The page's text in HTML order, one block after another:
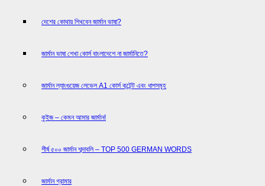
দেশের কোথায় শিখবেন জার্মান ভাষা?
জার্মান ভাষা শেখা কোর্স বাংলাদেশে না জার্মানিতে?
জার্মান ল্যাংগুয়েজ লেভেল A1 কোর্স কন্টেন্ট এবং ধাপসমূহ
কুইজ – কেমন আমার জার্মান!
শীর্ষ ৫০০ জার্মান শব্দাবলি – TOP 500 GERMAN WORDS
জার্মান গ্রামার